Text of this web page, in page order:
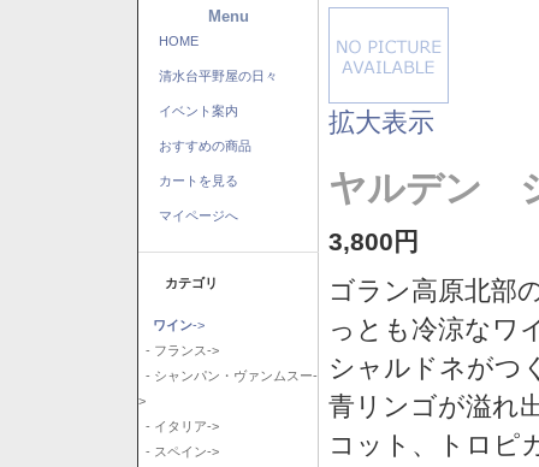
Menu
HOME
清水台平野屋の日々
イベント案内
おすすめの商品
カートを見る
マイページへ
カテゴリ
ワイン->
- フランス->
- シャンパン・ヴァンムスー-
>
- イタリア->
- スペイン->
拡大表示
ヤルデン
3,800円
ゴラン高原北部
っとも冷涼なワ
シャルドネがつ
青リンゴが溢れ
コット、トロピ